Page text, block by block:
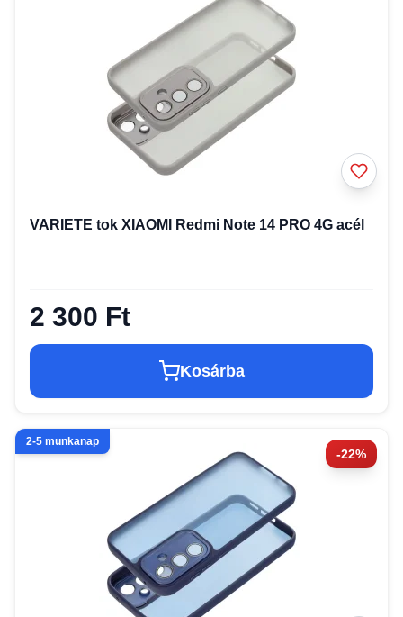
VARIETE tok XIAOMI Redmi Note 14 PRO 4G acél
2 300 Ft
Kosárba
-22%
2-5 munkanap